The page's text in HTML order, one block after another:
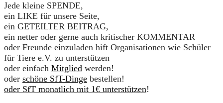
Jede kleine SPENDE,
ein LIKE für unsere Seite,
ein GETEILTER BEITRAG,
ein netter oder gerne auch kritischer KOMMENTAR
oder Freunde einzuladen hift Organisationen wie Schüler
für Tiere e.V. zu unterstützen
oder einfach Mitglied werden!
oder schöne SfT-Dinge bestellen!
oder SfT monatlich mit 1€ unterstützen!